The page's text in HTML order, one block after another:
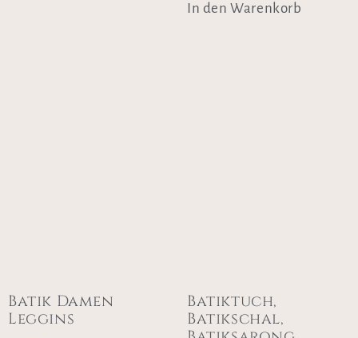
In den Warenkorb
Batik Damen
Leggins
Batiktuch,
Batikschal,